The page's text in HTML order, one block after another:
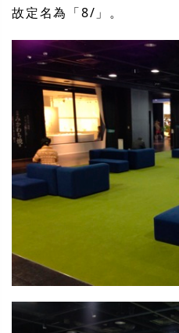
故定名為「8/」。